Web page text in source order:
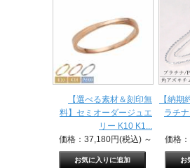
【選べる素材＆刻印無
料】セミオーダージュエ
リー K10 K1...
価格：37,180円(税込) ～
【納
ラチ
価格